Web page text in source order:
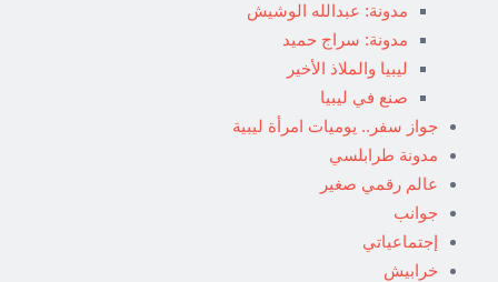
مدونة: عبدالله الوشيش
مدونة: سراج حميد
ليبيا والملاذ الأخير
صنع في ليبيا
جواز سفر.. يوميات امرأة ليبية
مدونة طرابلسي
عالم رقمي صغير
جوانب
إجتماعياتي
خرابيش